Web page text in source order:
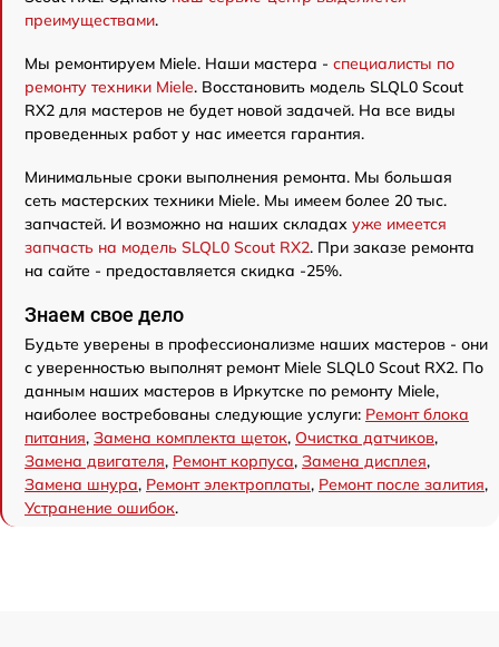
преимуществами.
Мы ремонтируем Miele. Наши мастера - специалисты по
ремонту техники Miele. Восстановить модель SLQL0 Scout
RX2 для мастеров не будет новой задачей. На все виды
проведенных работ у нас имеется гарантия.
Минимальные сроки выполнения ремонта. Мы большая
сеть мастерских техники Miele. Мы имеем более 20 тыс.
запчастей. И возможно на наших складах уже имеется
запчасть на модель SLQL0 Scout RX2. При заказе ремонта
на сайте - предоставляется скидка -25%.
Знаем свое дело
Будьте уверены в профессионализме наших мастеров - они
с уверенностью выполнят ремонт Miele SLQL0 Scout RX2. По
данным наших мастеров в Иркутске по ремонту Miele,
наиболее востребованы следующие услуги: Ремонт блока
питания, Замена комплекта щеток, Очистка датчиков,
Замена двигателя, Ремонт корпуса, Замена дисплея,
Замена шнура, Ремонт электроплаты, Ремонт после залития,
Устранение ошибок.